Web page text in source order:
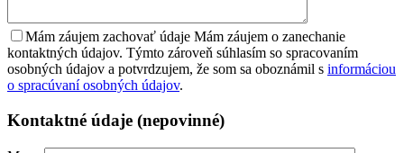
Mám záujem zachovať údaje Mám záujem o zanechanie
kontaktných údajov. Týmto zároveň súhlasím so spracovaním
osobných údajov a potvrdzujem, že som sa oboznámil s informáciou
o spracúvaní osobných údajov.
Kontaktné údaje (nepovinné)